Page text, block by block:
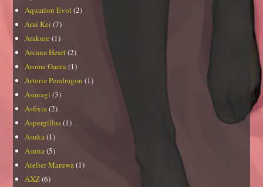
Aquarion Evol (2)
Arai Kei (7)
Arakure (1)
Arcana Heart (2)
Aroma Gaeru (1)
Artoria Pendragon (1)
Asanagi (3)
Asfixia(2)
Aspergillus(1)
Asuka(1)
Asuna(5)
Atelier Maruwa(1)
AXZ(6)